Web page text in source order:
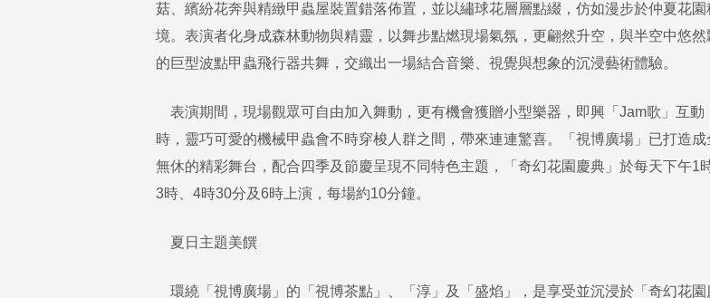
菇、繽紛花奔與精緻甲蟲屋裝置錯落佈置，並以繡球花層層點綴，仿如漫步於仲夏花園
境。表演者化身成森林動物與精靈，以舞步點燃現場氣氛，更翩然升空，與半空中悠然
的巨型波點甲蟲飛行器共舞，交織出一場結合音樂、視覺與想象的沉浸藝術體驗。
表演期間，現場觀眾可自由加入舞動，更有機會獲贈小型樂器，即興「Jam歌」互動
時，靈巧可愛的機械甲蟲會不時穿梭人群之間，帶來連連驚喜。「視博廣場」已打造成
無休的精彩舞台，配合四季及節慶呈現不同特色主題，「奇幻花園慶典」於每天下午1時
3時、4時30分及6時上演，每場約10分鐘。
夏日主題美饌
環繞「視博廣場」的「視博茶點」、「淳」及「盛焰」，是享受並沉浸於「奇幻花園